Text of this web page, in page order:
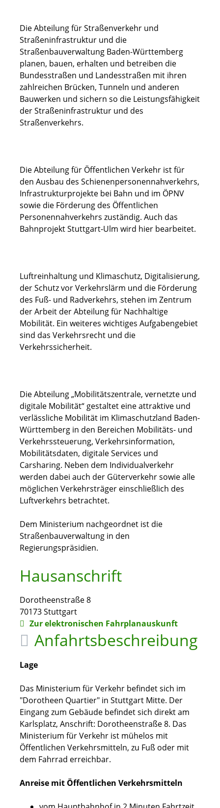
Die Abteilung für Straßenverkehr und
Straßeninfrastruktur und die
Straßenbauverwaltung Baden-Württemberg
planen, bauen, erhalten und betreiben die
Bundesstraßen und Landesstraßen mit ihren
zahlreichen Brücken, Tunneln und anderen
Bauwerken und sichern so die Leistungsfähigkeit
der Straßeninfrastruktur und des
Straßenverkehrs.
Die Abteilung für Öffentlichen Verkehr ist für
den Ausbau des Schienenpersonennahverkehrs,
Infrastrukturprojekte bei Bahn und im ÖPNV
sowie die Förderung des Öffentlichen
Personennahverkehrs zuständig. Auch das
Bahnprojekt Stuttgart-Ulm wird hier bearbeitet.
Luftreinhaltung und Klimaschutz, Digitalisierung,
der Schutz vor Verkehrslärm und die Förderung
des Fuß- und Radverkehrs, stehen im Zentrum
der Arbeit der Abteilung für Nachhaltige
Mobilität. Ein weiteres wichtiges Aufgabengebiet
sind das Verkehrsrecht und die
Verkehrssicherheit.
Die Abteilung „Mobilitätszentrale, vernetzte und
digitale Mobilität“ gestaltet eine attraktive und
verlässliche Mobilität im Klimaschutzland Baden-
Württemberg in den Bereichen Mobilitäts- und
Verkehrssteuerung, Verkehrsinformation,
Mobilitätsdaten, digitale Services und
Carsharing. Neben dem Individualverkehr
werden dabei auch der Güterverkehr sowie alle
möglichen Verkehrsträger einschließlich des
Luftverkehrs betrachtet.
Dem Ministerium nachgeordnet ist die
Straßenbauverwaltung in den
Regierungspräsidien.
Hausanschrift
Dorotheenstraße 8
70173Stuttgart
Zur elektronischen Fahrplanauskunft
Anfahrtsbeschreibung
Lage
Das Ministerium für Verkehr befindet sich im
"Dorotheen Quartier" in Stuttgart Mitte. Der
Eingang zum Gebäude befindet sich direkt am
Karlsplatz, Anschrift: Dorotheenstraße 8. Das
Ministerium für Verkehr ist mühelos mit
Öffentlichen Verkehrsmitteln, zu Fuß oder mit
dem Fahrrad erreichbar.
Anreise mit Öffentlichen Verkehrsmitteln